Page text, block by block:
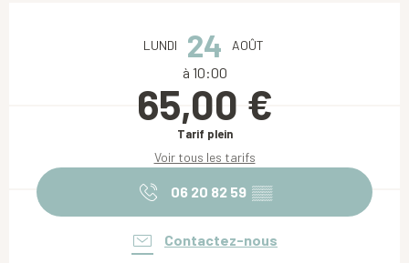
LUNDI 24 AOÛT
à 10:00
65,00 €
Tarif plein
Voir tous les tarifs
06 20 82 59 ▒▒
Contactez-nous